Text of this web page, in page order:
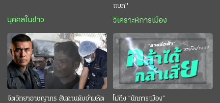
บุคคลในข่าว
แบก"
วิเคราะห์การเมือง
จิตวิทยาอาชญากร สันดานดิบอำมหิต ไม่ถึง “นักการเมือง”